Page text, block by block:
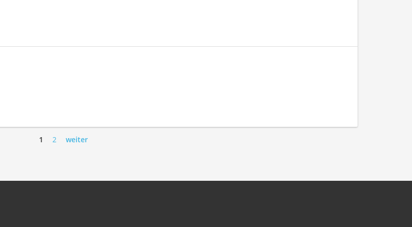
1 2 weiter